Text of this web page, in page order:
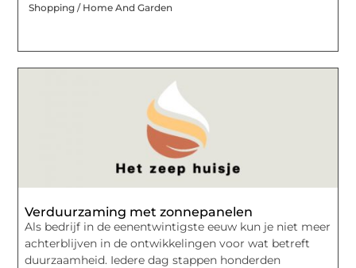
Shopping / Home And Garden
Verduurzaming met zonnepanelen
Als bedrijf in de eenentwintigste eeuw kun je niet meer
achterblijven in de ontwikkelingen voor wat betreft
duurzaamheid. Iedere dag stappen honderden